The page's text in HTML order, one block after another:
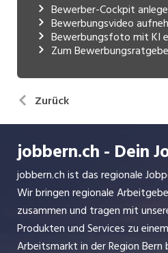
Bewerber-Cockpit
Bewerbungsvideo
Bewerbungsfoto mit KI
Zum
Zurück
jobbern.ch - Dein
jobbern.ch ist das regionale
Wir bringen regionale
zusammen und tragen mit
Produkten und Services zu
Arbeitsmarkt in der Region Bern